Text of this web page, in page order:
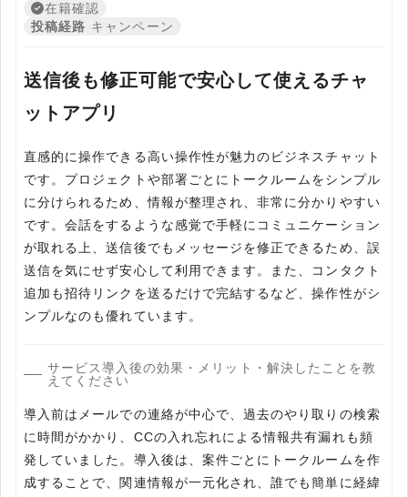
在籍確認
投稿経路 キャンペーン
送信後も修正可能で安心して使えるチャ
ットアプリ
直感的に操作できる高い操作性が魅力のビジネスチャット
です。プロジェクトや部署ごとにトークルームをシンプル
に分けられるため、情報が整理され、非常に分かりやすい
です。会話をするような感覚で手軽にコミュニケーション
が取れる上、送信後でもメッセージを修正できるため、誤
送信を気にせず安心して利用できます。また、コンタクト
追加も招待リンクを送るだけで完結するなど、操作性がシ
ンプルなのも優れています。
サービス導入後の効果・メリット・解決したことを教
えてください
導入前はメールでの連絡が中心で、過去のやり取りの検索
に時間がかかり、CCの入れ忘れによる情報共有漏れも頻
発していました。導入後は、案件ごとにトークルームを作
成することで、関連情報が一元化され、誰でも簡単に経緯